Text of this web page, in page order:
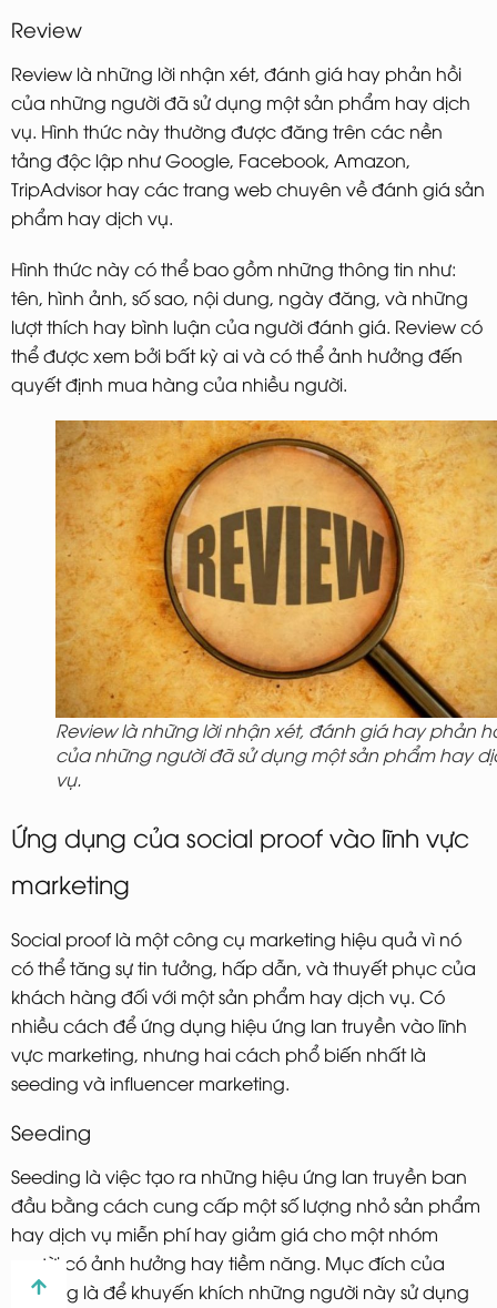
Review
Review là những lời nhận xét, đánh giá hay phản hồi
của những người đã sử dụng một sản phẩm hay dịch
vụ. Hình thức này thường được đăng trên các nền
tảng độc lập như Google, Facebook, Amazon,
TripAdvisor hay các trang web chuyên về đánh giá sản
phẩm hay dịch vụ.
Hình thức này có thể bao gồm những thông tin như:
tên, hình ảnh, số sao, nội dung, ngày đăng, và những
lượt thích hay bình luận của người đánh giá. Review có
thể được xem bởi bất kỳ ai và có thể ảnh hưởng đến
quyết định mua hàng của nhiều người.
Review là những lời nhận xét, đánh giá hay phản
của những người đã sử dụng một sản phẩm hay
vụ.
Ứng dụng của social proof vào lĩnh vực
marketing
Social proof là một công cụ marketing hiệu quả vì nó
có thể tăng sự tin tưởng, hấp dẫn, và thuyết phục của
khách hàng đối với một sản phẩm hay dịch vụ. Có
nhiều cách để ứng dụng hiệu ứng lan truyền vào lĩnh
vực marketing, nhưng hai cách phổ biến nhất là
seeding và influencer marketing.
Seeding
Seeding là việc tạo ra những hiệu ứng lan truyền ban
đầu bằng cách cung cấp một số lượng nhỏ sản phẩm
hay dịch vụ miễn phí hay giảm giá cho một nhóm
người có ảnh hưởng hay tiềm năng. Mục đích của
seeding là để khuyến khích những người này sử dụng